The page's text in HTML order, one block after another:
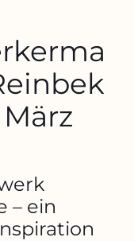
März
– ein